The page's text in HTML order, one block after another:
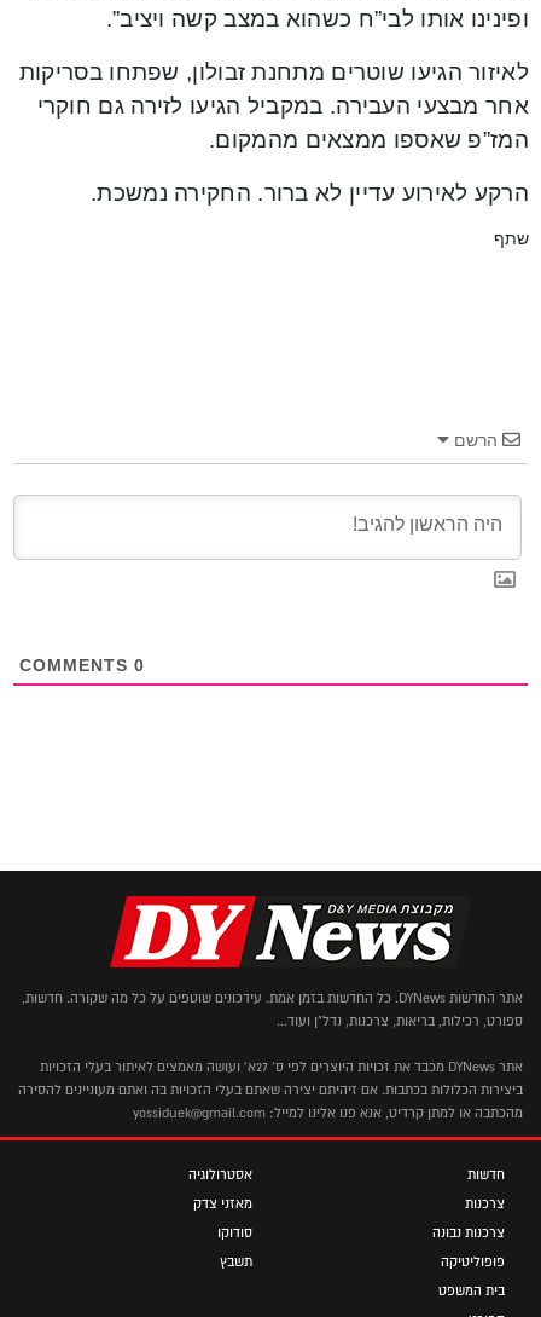
ופינינו אותו לבי”ח כשהוא במצב קשה ויציב”.
לאיזור הגיעו שוטרים מתחנת זבולון, שפתחו בסריקות
אחר מבצעי העבירה. במקביל הגיעו לזירה גם חוקרי
המז”פ שאספו ממצאים מהמקום.
הרקע לאירוע עדיין לא ברור. החקירה נמשכת.
שתף
הרשם
0
אתר החדשות DYNews. כל החדשות בזמן אמת. עידכונים שוטפים על כל מה שקורה. חדשות,
ספורט, רכילות, בריאות, צרכנות, נדל"ן ועוד...
אתר DYNews מכבד את זכויות היוצרים לפי ס' 27א' ועושה מאמצים לאיתור בעלי הזכויות
ביצירות הכלולות בכתבות. אם זיהיתם יצירה שאתם בעלי הזכויות בה ואתם מעוניינים להסירה
מהכתבה או למתן קרדיט, אנא פנו אלינו למייל: yossiduek@gmail.com
חדשות
צרכנות
צרכנות נבונה
פופוליטיקה
בית המשפט
אסטרולוגיה
מאזני צדק
סודוקו
תשבץ